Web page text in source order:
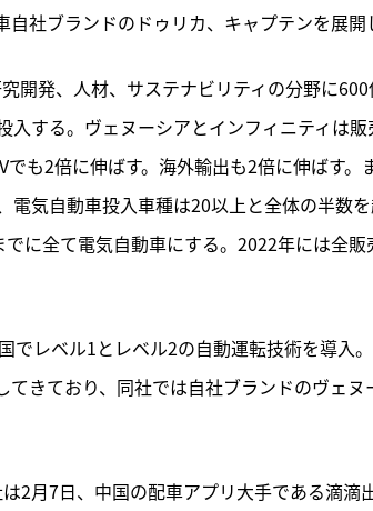
社ブランドのドゥリカ、キャプテンを展開
発、人材、サステナビリティの分野に600
する。ヴェヌーシアとインフィニティは
も2倍に伸ばす。海外輸出も2倍に伸ばす。
電気自動車投入車種は20以上と全体の半数
に全て電気自動車にする。2022年には全
レベル1とレベル2の自動運転技術を導入
きており、同社では自社ブランドのヴェ
2月7日、中国の配車アプリ大手である滴滴